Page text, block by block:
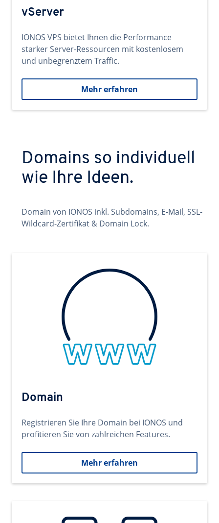
vServer
IONOS VPS bietet Ihnen die Performance
starker Server-Ressourcen mit kostenlosem
und unbegrenztem Traffic.
Mehr erfahren
Domains so individuell
wie Ihre Ideen.
Domain von IONOS inkl. Subdomains, E-Mail, SSL-
Wildcard-Zertifikat & Domain Lock.
Domain
Registrieren Sie Ihre Domain bei IONOS und
profitieren Sie von zahlreichen Features.
Mehr erfahren